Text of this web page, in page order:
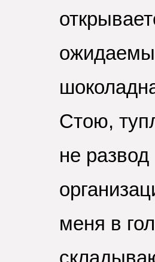
Стою,
не
меня в